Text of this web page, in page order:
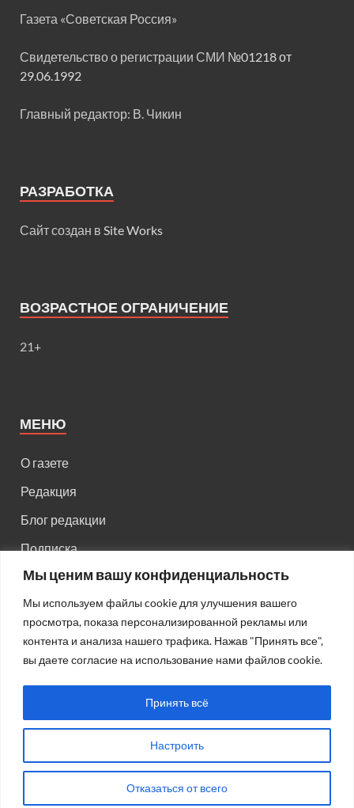
Мы ценим вашу конфиденциальность
Мы используем файлы cookie для улучшения вашего
просмотра, показа персонализированной рекламы или
контента и анализа нашего трафика. Нажав "Принять все",
вы даете согласие на использование нами файлов cookie.
Настроить
Отказаться от всего
Принять всё
Газета «Советская Россия»
Свидетельство о регистрации СМИ №01218 от
29.06.1992
Главный редактор: В. Чикин
РАЗРАБОТКА
Сайт создан в Site Works
ВОЗРАСТНОЕ ОГРАНИЧЕНИЕ
21+
МЕНЮ
О газете
Редакция
Блог редакции
Подписка
Правила поведения на сайте
Реклама
Старый HTML сайт
Авторсие права: © 2026Газета "Советская Россия".